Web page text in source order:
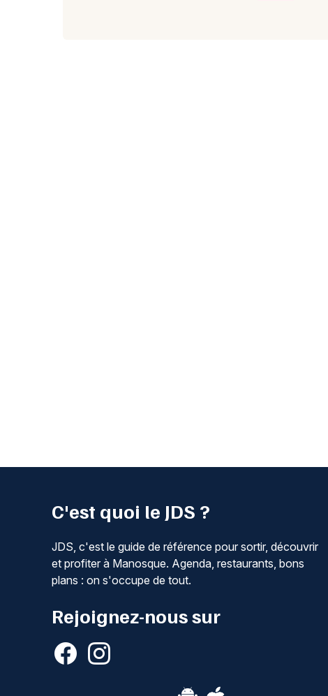
C'est quoi le JDS ?
JDS, c'est le guide de référence pour sortir, découvrir
et profiter à Manosque. Agenda, restaurants, bons
plans : on s'occupe de tout.
Rejoignez-nous sur